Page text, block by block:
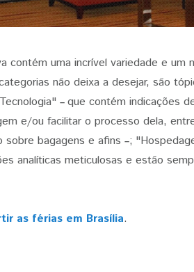
contém uma incrível variedade e um
não deixa a desejar, são
– que contém indicações
e/ou facilitar o processo dela,
sobre bagagens e afins –;
analíticas meticulosas e estão
as férias em Brasília.